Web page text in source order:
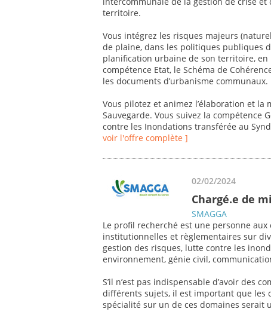
territoire.
Vous intégrez les risques majeurs
de plaine, dans les politiques publiques
planification urbaine de son territoire,
compétence Etat, le Schéma de
les documents d’urbanisme communaux.
Vous pilotez et animez l’élaboration et
Sauvegarde. Vous suivez la compétence
contre les Inondations transférée au
voir l'offre complète ]
02/02/2024
Chargé.e de
SMAGGA
Le profil recherché est une personne
institutionnelles et règlementaires sur
gestion des risques, lutte contre les
environnement, génie civil,
S’il n’est pas indispensable d’avoir des
différents sujets, il est important que les
spécialité sur un de ces domaines serait